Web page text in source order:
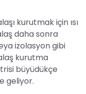
kurutmak için ısı
daha sonra
izolasyon gibi
kurutma
büyüdükçe
geliyor.